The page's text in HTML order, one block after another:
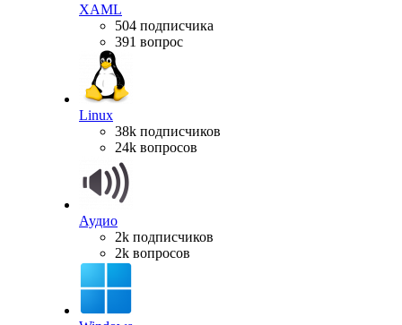
XAML
504 подписчика
391 вопрос
Linux
38k подписчиков
24k вопросов
Аудио
2k подписчиков
2k вопросов